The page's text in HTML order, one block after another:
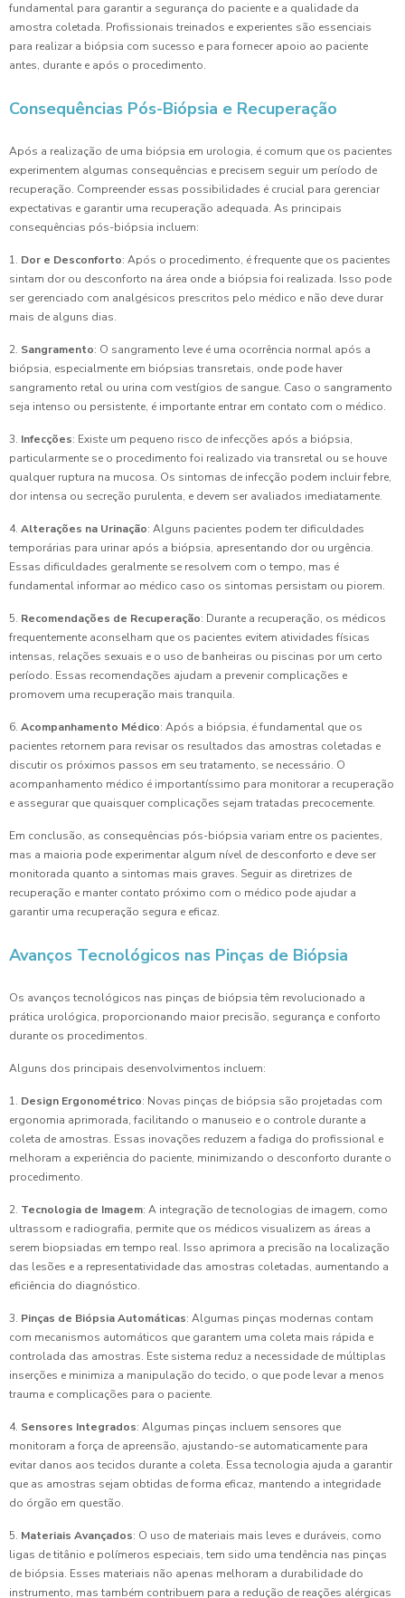
fundamental para garantir a segurança do paciente e a qualidade da
amostra coletada. Profissionais treinados e experientes são essenciais
para realizar a biópsia com sucesso e para fornecer apoio ao paciente
antes, durante e após o procedimento.
Consequências Pós-Biópsia e Recuperação
Após a realização de uma biópsia em urologia, é comum que os pacientes
experimentem algumas consequências e precisem seguir um período de
recuperação. Compreender essas possibilidades é crucial para gerenciar
expectativas e garantir uma recuperação adequada. As principais
consequências pós-biópsia incluem:
1. Dor e Desconforto: Após o procedimento, é frequente que os pacientes
sintam dor ou desconforto na área onde a biópsia foi realizada. Isso pode
ser gerenciado com analgésicos prescritos pelo médico e não deve durar
mais de alguns dias.
2. Sangramento: O sangramento leve é uma ocorrência normal após a
biópsia, especialmente em biópsias transretais, onde pode haver
sangramento retal ou urina com vestígios de sangue. Caso o sangramento
seja intenso ou persistente, é importante entrar em contato com o médico.
3. Infecções: Existe um pequeno risco de infecções após a biópsia,
particularmente se o procedimento foi realizado via transretal ou se houve
qualquer ruptura na mucosa. Os sintomas de infecção podem incluir febre,
dor intensa ou secreção purulenta, e devem ser avaliados imediatamente.
4. Alterações na Urinação: Alguns pacientes podem ter dificuldades
temporárias para urinar após a biópsia, apresentando dor ou urgência.
Essas dificuldades geralmente se resolvem com o tempo, mas é
fundamental informar ao médico caso os sintomas persistam ou piorem.
5. Recomendações de Recuperação: Durante a recuperação, os médicos
frequentemente aconselham que os pacientes evitem atividades físicas
intensas, relações sexuais e o uso de banheiras ou piscinas por um certo
período. Essas recomendações ajudam a prevenir complicações e
promovem uma recuperação mais tranquila.
6. Acompanhamento Médico: Após a biópsia, é fundamental que os
pacientes retornem para revisar os resultados das amostras coletadas e
discutir os próximos passos em seu tratamento, se necessário. O
acompanhamento médico é importantíssimo para monitorar a recuperação
e assegurar que quaisquer complicações sejam tratadas precocemente.
Em conclusão, as consequências pós-biópsia variam entre os pacientes,
mas a maioria pode experimentar algum nível de desconforto e deve ser
monitorada quanto a sintomas mais graves. Seguir as diretrizes de
recuperação e manter contato próximo com o médico pode ajudar a
garantir uma recuperação segura e eficaz.
Avanços Tecnológicos nas Pinças de Biópsia
Os avanços tecnológicos nas pinças de biópsia têm revolucionado a
prática urológica, proporcionando maior precisão, segurança e conforto
durante os procedimentos.
Alguns dos principais desenvolvimentos incluem:
1. Design Ergonométrico: Novas pinças de biópsia são projetadas com
ergonomia aprimorada, facilitando o manuseio e o controle durante a
coleta de amostras. Essas inovações reduzem a fadiga do profissional e
melhoram a experiência do paciente, minimizando o desconforto durante o
procedimento.
2. Tecnologia de Imagem: A integração de tecnologias de imagem, como
ultrassom e radiografia, permite que os médicos visualizem as áreas a
serem biopsiadas em tempo real. Isso aprimora a precisão na localização
das lesões e a representatividade das amostras coletadas, aumentando a
eficiência do diagnóstico.
3. Pinças de Biópsia Automáticas: Algumas pinças modernas contam
com mecanismos automáticos que garantem uma coleta mais rápida e
controlada das amostras. Este sistema reduz a necessidade de múltiplas
inserções e minimiza a manipulação do tecido, o que pode levar a menos
trauma e complicações para o paciente.
4. Sensores Integrados: Algumas pinças incluem sensores que
monitoram a força de apreensão, ajustando-se automaticamente para
evitar danos aos tecidos durante a coleta. Essa tecnologia ajuda a garantir
que as amostras sejam obtidas de forma eficaz, mantendo a integridade
do órgão em questão.
5. Materiais Avançados: O uso de materiais mais leves e duráveis, como
ligas de titânio e polímeros especiais, tem sido uma tendência nas pinças
de biópsia. Esses materiais não apenas melhoram a durabilidade do
instrumento, mas também contribuem para a redução de reações alérgicas